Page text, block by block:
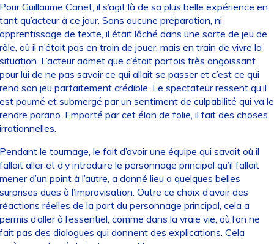
Guillaume Canet, il s’agit là de sa plus belle expérience en
qu’acteur à ce jour. Sans aucune préparation, ni
de texte, il était lâché dans une sorte de jeu de
où il n’était pas en train de jouer, mais en train de vivre la
L’acteur admet que c’était parfois très angoissant
lui de ne pas savoir ce qui allait se passer et c’est ce qui
son jeu parfaitement crédible. Le spectateur ressent qu’il
paumé et submergé par un sentiment de culpabilité qui va le
parano. Emporté par cet élan de folie, il fait des choses
le tournage, le fait d’avoir une équipe qui savait où il
aller et d’y introduire le personnage principal qu’il fallait
d’un point à l’autre, a donné lieu a quelques belles
dues à l’improvisation. Outre ce choix d’avoir des
réelles de la part du personnage principal, cela a
d’aller à l’essentiel, comme dans la vraie vie, où l’on ne
pas des dialogues qui donnent des explications. Cela